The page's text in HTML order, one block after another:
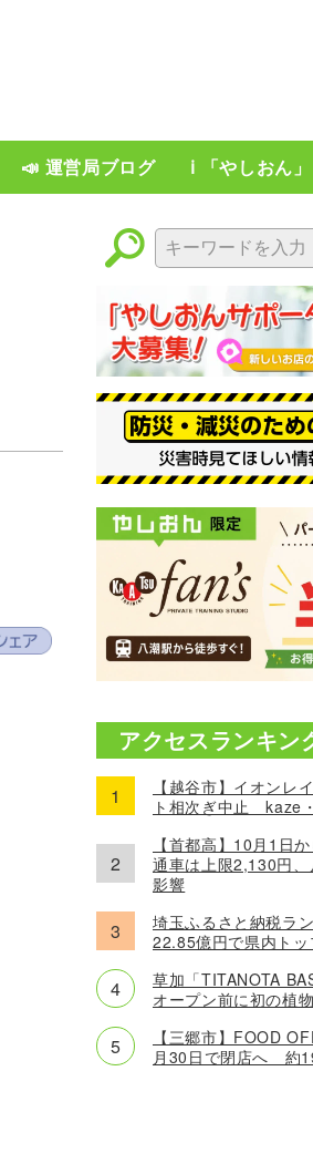
📣 運営局ブログ ℹ️ 「やしおん
アクセスランキン
【越谷市】イオンレ
ト相次ぎ中止 kaze
【首都高】10月1日
通車は上限2,130円
影響
埼玉ふるさと納税ラ
22.85億円で県内トッ
草加「TITANOTA
オープン前に初の植
【三郷市】FOOD
月30日で閉店へ 約